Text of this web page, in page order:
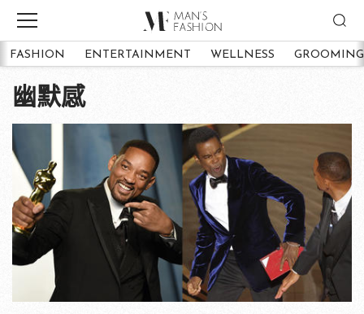
FASHION ENTERTAINMENT WELLNESS GROOMING
幽默感